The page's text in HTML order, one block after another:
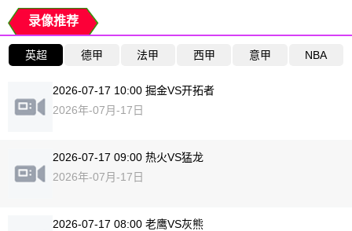
录像推荐
英超 德甲 法甲 西甲 意甲 NBA
2026-07-17 10:00 掘金VS开拓者
2026年-07月-17日
2026-07-17 09:00 热火VS猛龙
2026年-07月-17日
2026-07-17 08:00 老鹰VS灰熊